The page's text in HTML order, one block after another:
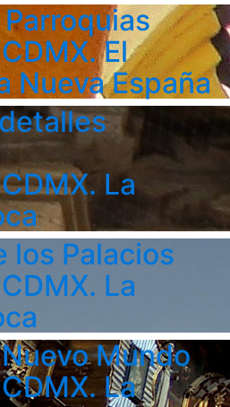
El
Nueva España
La
los Palacios
La
Mundo
La